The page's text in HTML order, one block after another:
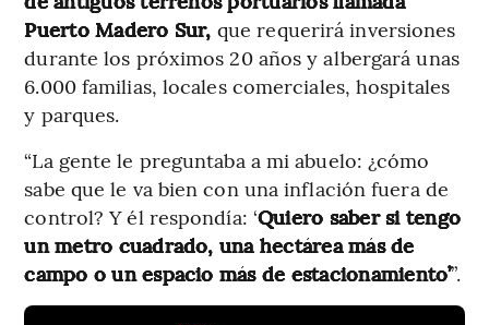
Puerto Madero Sur, que requerirá inversiones
durante los próximos 20 años y albergará unas
6.000 familias, locales comerciales, hospitales
y parques.
“La gente le preguntaba a mi abuelo: ¿cómo
sabe que le va bien con una inflación fuera de
control? Y él respondía: ‘Quiero saber si tengo
un metro cuadrado, una hectárea más de
campo o un espacio más de estacionamiento’”.